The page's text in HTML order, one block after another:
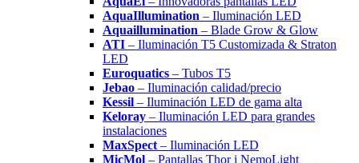
AquaIllumination – Iluminación LED
Aquaillumination – Blade Grow & Glow
ATI – Iluminación T5 Customizada & Straton
LED
Euroquatics – Tubos T5
Jebao – Iluminación calidad/precio
Kessil – Iluminación LED de gama alta
Keloray – Iluminación LED para grandes
instalaciones
MaxSpect – Iluminación LED
MicMol – Pantallas Thor i NemoLight